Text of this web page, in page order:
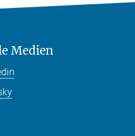
Medien